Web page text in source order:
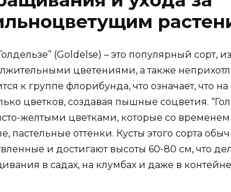
(Goldelse) – это популярный
цветениями, а также
к группе флорибунда, что означает, что
цветков, создавая пышные соцветия.
желтыми цветками, которые со временем
пастельные оттенки. Кусты этого сорта
и достигают высоты 60-80 см, что
в садах, на клумбах и даже в